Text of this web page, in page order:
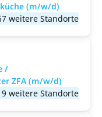
(m/w/d)
weitere Standorte
/
ZFA (m/w/d)
weitere Standorte